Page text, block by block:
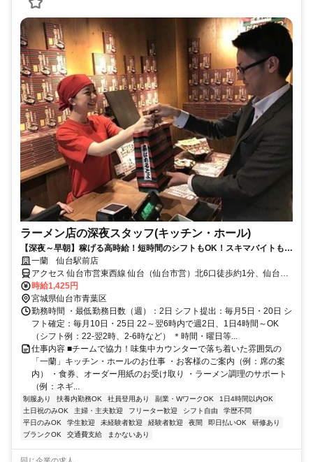
ラーメン店の深夜スタッフ(キッチン・ホール)
【深夜～早朝】稼げる高時給！短時間のシフトもOK！スキマバイトも日
払いも可・髪色自由！
一蘭 仙台駅前店
アクセス 仙台市営東西線 仙台（仙台市営）北6口徒歩約1分、仙台市
営南北線 仙台（仙台市営）北6口徒歩約1分、ＪＲ仙石線 あおば通エ
レベータ出入口徒歩約2分
時給1,425円
宮城県仙台市青葉区
勤務時間 ・最低勤務日数（週）：2日 シフト提出：毎月5日・20日 シ
フト確定：毎月10日・25日 22～翌6時内で週2日、1日4時間～OK
（シフト例：22-翌2時、2-6時など） ＊時間・曜日等...
仕事内容 ■チームで協力！味集中カウンターで落ち着いた雰囲気の
「一蘭」キッチン・ホールのお仕事 ・お客様のご案内（例：席の案
内） ・食券、オーダー用紙のお受け取り ・ラーメン調理のサポート
（例：ネギ...
制服あり 扶養内勤務OK 社員登用あり 副業・WワークOK
1日4時間以内OK
土日祝のみOK
主婦・主夫歓迎 フリーター歓迎 シフト自由
学歴不問
平日のみOK
学生歓迎 未経験者歓迎 経験者歓迎 夜間 即日払いOK
研修あり
ブランクOK
交通費支給 まかないあり